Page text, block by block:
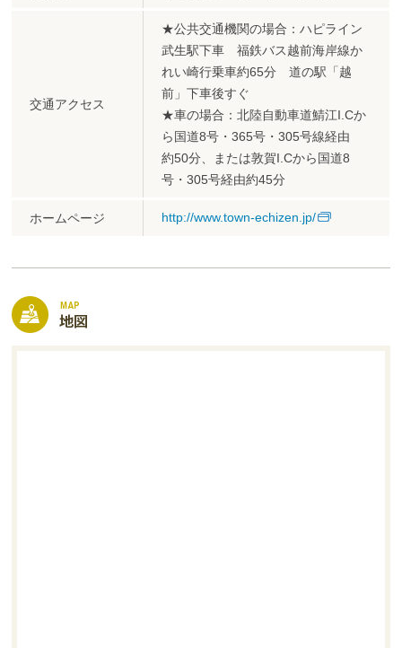
交通アクセス
★公共交通機関の場合：ハピライン
武生駅下車 福鉄バス越前海岸線か
れい崎行乗車約65分 道の駅「越
前」下車後すぐ
★車の場合：北陸自動車道鯖江I.Cか
ら国道8号・365号・305号線経由
約50分、または敦賀I.Cから国道8
号・305号経由約45分
ホームページ http://www.town-echizen.jp/